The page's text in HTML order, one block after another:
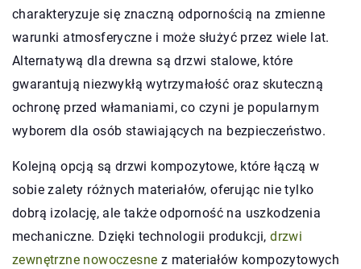
charakteryzuje się znaczną odpornością na zmienne
warunki atmosferyczne i może służyć przez wiele lat.
Alternatywą dla drewna są drzwi stalowe, które
gwarantują niezwykłą wytrzymałość oraz skuteczną
ochronę przed włamaniami, co czyni je popularnym
wyborem dla osób stawiających na bezpieczeństwo.
Kolejną opcją są drzwi kompozytowe, które łączą w
sobie zalety różnych materiałów, oferując nie tylko
dobrą izolację, ale także odporność na uszkodzenia
mechaniczne. Dzięki technologii produkcji,drzwi
zewnętrzne nowoczesne z materiałów kompozytowych